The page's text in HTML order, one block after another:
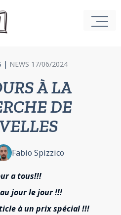
| NEWS 17/06/2024
À LA
DE
Fabio Spizzico
a tous!!!
jour le jour !!!
à un prix spécial !!!